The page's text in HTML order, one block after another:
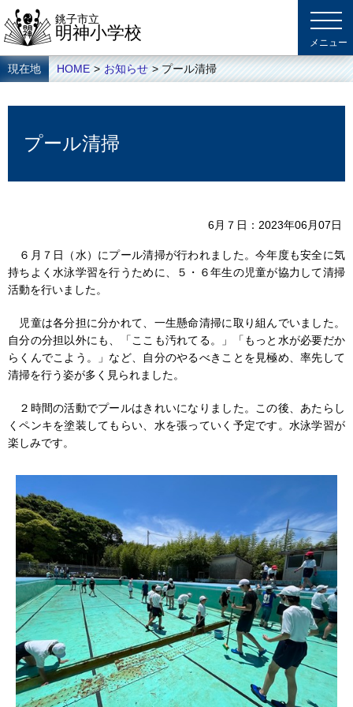
銚子市立
明神小学校
現在地 HOME > お知らせ > プール清掃
プール清掃
6月７日 2023年06月07日
６月７日（水）にプール清掃が行われました。今年度も安全に気
持ちよく水泳学習を行うために、５・６年生の児童が協力して清掃
活動を行いました。
児童は各分担に分かれて、一生懸命清掃に取り組んでいました。
自分の分担以外にも、「ここも汚れてる。」「もっと水が必要だか
らくんでこよう。」など、自分のやるべきことを見極め、率先して
清掃を行う姿が多く見られました。
２時間の活動でプールはきれいになりました。この後、あたらし
くペンキを塗装してもらい、水を張っていく予定です。水泳学習が
楽​しみです。